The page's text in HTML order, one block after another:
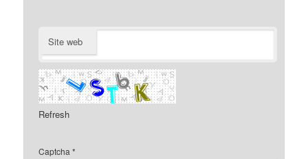
Site web
Refresh
Captcha *